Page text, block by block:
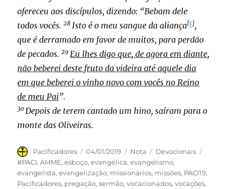
ofereceu aos discípulos, dizendo: “Bebam dele
todos vocês.28 Isto é o meu sangue da aliança[c],
que é derramado em favor de muitos, para perdão
de pecados.29 Eu lhes digo que, de agora em diante,
não beberei deste fruto da videira até aquele dia
em que beberei o vinho novo com vocês no Reino
de meu Pai”.
30 Depois de terem cantado um hino, saíram para o
monte das Oliveiras.
Autor
Pacificadores
Publicado
em
04/01/2019 Formato
Nota Categorias
Devocionais
#PACI,AMME,esboço,evangélica,evangelismo,
evangelista,evangelização, missionários, missões, PACI19,
Pacificadores, pregação,sermão,vocacionados,vocações,